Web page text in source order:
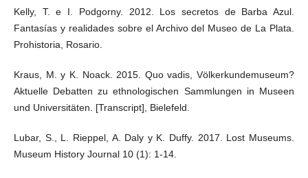
Kelly, T. e I. Podgorny. 2012. Los secretos de Barba Azul.
Fantasías y realidades sobre el Archivo del Museo de La Plata.
Prohistoria, Rosario.
Kraus, M. y K. Noack. 2015. Quo vadis, Völkerkundemuseum?
Aktuelle Debatten zu ethnologischen Sammlungen in Museen
und Universitäten. [Transcript], Bielefeld.
Lubar, S., L. Rieppel, A. Daly y K. Duffy. 2017. Lost Museums.
Museum History Journal 10 (1): 1-14.